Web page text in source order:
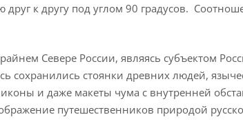
к другу под углом 90 градусов.
Севере России, являясь субъектом
сохранились стоянки древних людей,
и даже макеты чума с внутренней
путешественников природой